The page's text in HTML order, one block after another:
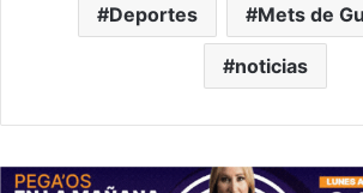
Deportes Mets de
noticias